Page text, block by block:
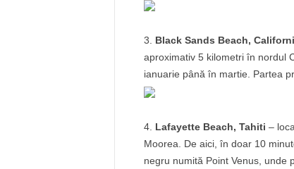
Black Sands Beach,
aproximativ 5 kilometri în nordul
ianuarie până în martie. Partea
Lafayette Beach, Tahiti –
Moorea. De aici, în doar 10
negru numită Point Venus, unde